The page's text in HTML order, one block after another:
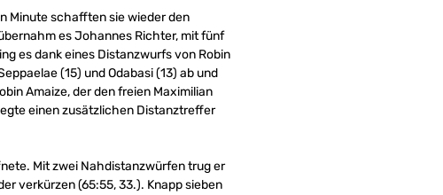
Minute schafften sie wieder den
es Johannes Richter, mit fünf
es dank eines Distanzwurfs von Robin
(15) und Odabasi (13) ab und
Amaize, der den freien Maximilian
einen zusätzlichen Distanztreffer
Mit zwei Nahdistanzwürfen trug er
verkürzen (65:55, 33.). Knapp sieben